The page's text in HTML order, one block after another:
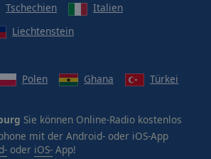
Tschechien
Italien
Liechtenstein
Polen Ghana Türkei
Sie können Online-Radio kostenlos
mit der Android- oder iOS-App
oder iOS- App!